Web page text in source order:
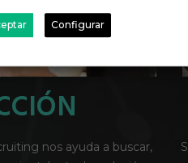
permite alinear la
Configurar